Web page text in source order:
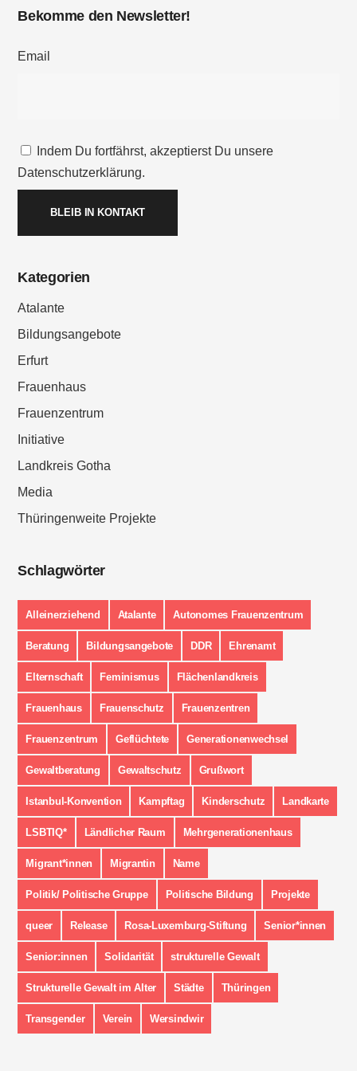
Bekomme den Newsletter!
Email
Indem Du fortfährst, akzeptierst Du unsere
Datenschutzerklärung.
Kategorien
Atalante
Bildungsangebote
Erfurt
Frauenhaus
Frauenzentrum
Initiative
Landkreis Gotha
Media
Thüringenweite Projekte
Schlagwörter
Alleinerziehend Atalante Autonomes Frauenzentrum
Beratung Bildungsangebote DDR Ehrenamt
Elternschaft Feminismus Flächenlandkreis
Frauenhaus Frauenschutz Frauenzentren
Frauenzentrum Geflüchtete Generationenwechsel
Gewaltberatung Gewaltschutz Grußwort
Istanbul-Konvention Kampftag Kinderschutz Landkarte
LSBTIQ* Ländlicher Raum Mehrgenerationenhaus
Migrant*innen Migrantin Name
Politik/ Politische Gruppe Politische Bildung Projekte
queer Release Rosa-Luxemburg-Stiftung Senior*innen
Senior:innen Solidarität strukturelle Gewalt
Strukturelle Gewalt im Alter Städte Thüringen
Transgender Verein Wersindwir